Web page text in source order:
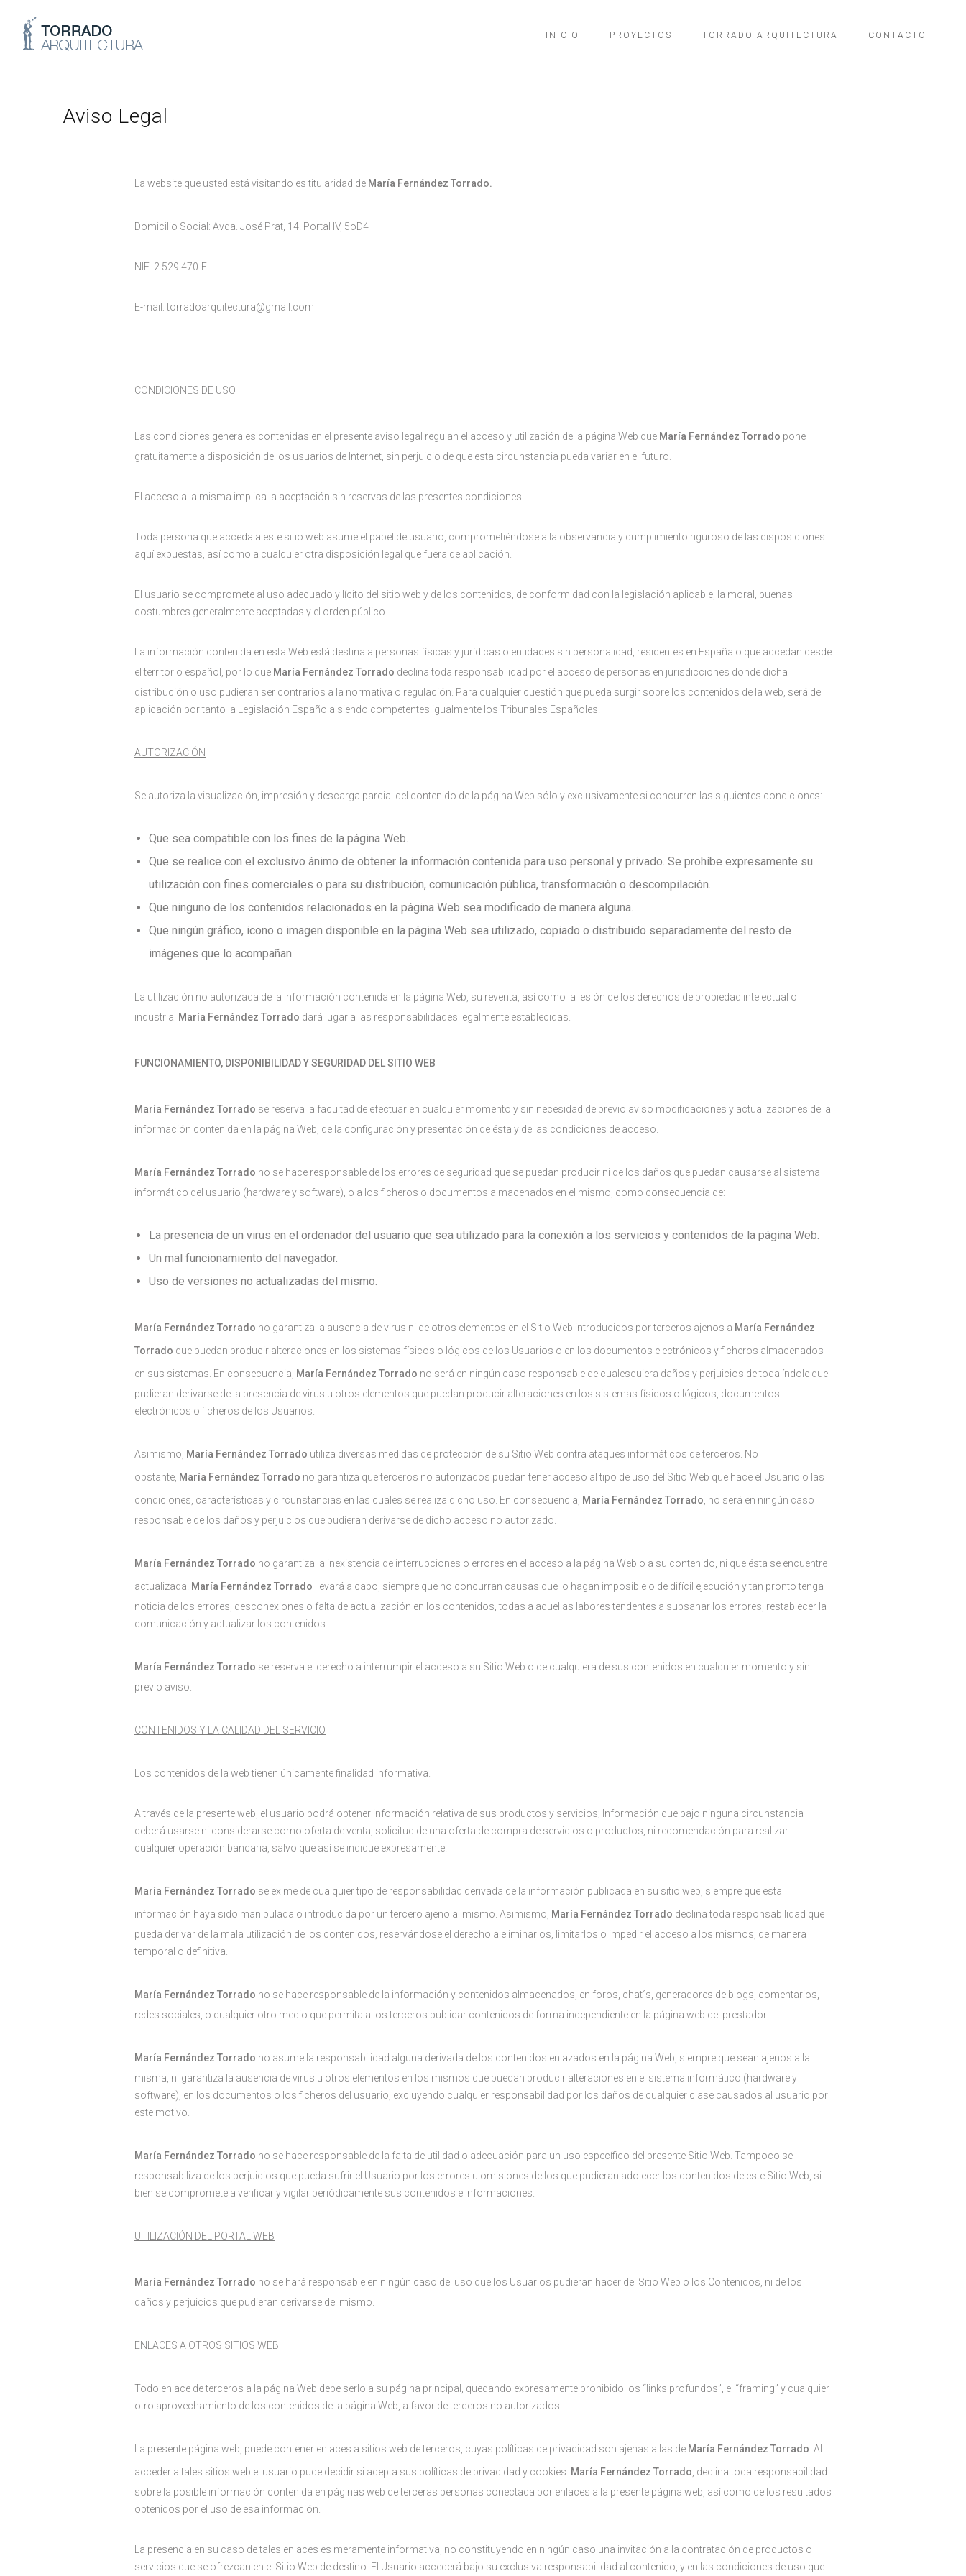
INICIO PROYECTOS TORRADO ARQUITECTURA CONTACTO
Aviso Legal
La website que usted está visitando es titularidad de María Fernández Torrado.
Domicilio Social: Avda. José Prat, 14. Portal IV, 5oD4
NIF: 2.529.470-E
E-mail: torradoarquitectura@gmail.com
CONDICIONES DE USO
Las condiciones generales contenidas en el presente aviso legal regulan el acceso y utilización de la página Web que María Fernández Torrado pone
gratuitamente a disposición de los usuarios de Internet, sin perjuicio de que esta circunstancia pueda variar en el futuro.
El acceso a la misma implica la aceptación sin reservas de las presentes condiciones.
Toda persona que acceda a este sitio web asume el papel de usuario, comprometiéndose a la observancia y cumplimiento riguroso de las disposiciones
aquí expuestas, así como a cualquier otra disposición legal que fuera de aplicación.
El usuario se compromete al uso adecuado y lícito del sitio web y de los contenidos, de conformidad con la legislación aplicable, la moral, buenas
costumbres generalmente aceptadas y el orden público.
La información contenida en esta Web está destina a personas físicas y jurídicas o entidades sin personalidad, residentes en España o que accedan desde
el territorio español, por lo que María Fernández Torrado declina toda responsabilidad por el acceso de personas en jurisdicciones donde dicha
distribución o uso pudieran ser contrarios a la normativa o regulación. Para cualquier cuestión que pueda surgir sobre los contenidos de la web, será de
aplicación por tanto la Legislación Española siendo competentes igualmente los Tribunales Españoles.
AUTORIZACIÓN
Se autoriza la visualización, impresión y descarga parcial del contenido de la página Web sólo y exclusivamente si concurren las siguientes condiciones:
Que sea compatible con los fines de la página Web.
Que se realice con el exclusivo ánimo de obtener la información contenida para uso personal y privado. Se prohíbe expresamente su
utilización con fines comerciales o para su distribución, comunicación pública, transformación o descompilación.
Que ninguno de los contenidos relacionados en la página Web sea modificado de manera alguna.
Que ningún gráfico, icono o imagen disponible en la página Web sea utilizado, copiado o distribuido separadamente del resto de
imágenes que lo acompañan.
La utilización no autorizada de la información contenida en la página Web, su reventa, así como la lesión de los derechos de propiedad intelectual o
industrial María Fernández Torrado dará lugar a las responsabilidades legalmente establecidas.
FUNCIONAMIENTO, DISPONIBILIDAD Y SEGURIDAD DEL SITIO WEB
María Fernández Torrado se reserva la facultad de efectuar en cualquier momento y sin necesidad de previo aviso modificaciones y actualizaciones de la
información contenida en la página Web, de la configuración y presentación de ésta y de las condiciones de acceso.
María Fernández Torrado no se hace responsable de los errores de seguridad que se puedan producir ni de los daños que puedan causarse al sistema
informático del usuario (hardware y software), o a los ficheros o documentos almacenados en el mismo, como consecuencia de:
La presencia de un virus en el ordenador del usuario que sea utilizado para la conexión a los servicios y contenidos de la página Web.
Un mal funcionamiento del navegador.
Uso de versiones no actualizadas del mismo.
María Fernández Torrado no garantiza la ausencia de virus ni de otros elementos en el Sitio Web introducidos por terceros ajenos a María Fernández
Torrado que puedan producir alteraciones en los sistemas físicos o lógicos de los Usuarios o en los documentos electrónicos y ficheros almacenados
en sus sistemas. En consecuencia, María Fernández Torrado no será en ningún caso responsable de cualesquiera daños y perjuicios de toda índole que
pudieran derivarse de la presencia de virus u otros elementos que puedan producir alteraciones en los sistemas físicos o lógicos, documentos
electrónicos o ficheros de los Usuarios.
Asimismo, María Fernández Torrado utiliza diversas medidas de protección de su Sitio Web contra ataques informáticos de terceros. No
obstante, María Fernández Torrado no garantiza que terceros no autorizados puedan tener acceso al tipo de uso del Sitio Web que hace el Usuario o las
condiciones, características y circunstancias en las cuales se realiza dicho uso. En consecuencia, María Fernández Torrado , no será en ningún caso
responsable de los daños y perjuicios que pudieran derivarse de dicho acceso no autorizado.
María Fernández Torrado no garantiza la inexistencia de interrupciones o errores en el acceso a la página Web o a su contenido, ni que ésta se encuentre
actualizada. María Fernández Torrado llevará a cabo, siempre que no concurran causas que lo hagan imposible o de difícil ejecución y tan pronto tenga
noticia de los errores, desconexiones o falta de actualización en los contenidos, todas a aquellas labores tendentes a subsanar los errores, restablecer la
comunicación y actualizar los contenidos.
María Fernández Torrado se reserva el derecho a interrumpir el acceso a su Sitio Web o de cualquiera de sus contenidos en cualquier momento y sin
previo aviso.
CONTENIDOS Y LA CALIDAD DEL SERVICIO
Los contenidos de la web tienen únicamente finalidad informativa.
A través de la presente web, el usuario podrá obtener información relativa de sus productos y servicios; Información que bajo ninguna circunstancia
deberá usarse ni considerarse como oferta de venta, solicitud de una oferta de compra de servicios o productos, ni recomendación para realizar
cualquier operación bancaria, salvo que así se indique expresamente.
María Fernández Torrado se exime de cualquier tipo de responsabilidad derivada de la información publicada en su sitio web, siempre que esta
información haya sido manipulada o introducida por un tercero ajeno al mismo. Asimismo, María Fernández Torrado declina toda responsabilidad que
pueda derivar de la mala utilización de los contenidos, reservándose el derecho a eliminarlos, limitarlos o impedir el acceso a los mismos, de manera
temporal o definitiva.
María Fernández Torrado no se hace responsable de la información y contenidos almacenados, en foros, chat´s, generadores de blogs, comentarios,
redes sociales, o cualquier otro medio que permita a los terceros publicar contenidos de forma independiente en la página web del prestador.
María Fernández Torrado no asume la responsabilidad alguna derivada de los contenidos enlazados en la página Web, siempre que sean ajenos a la
misma, ni garantiza la ausencia de virus u otros elementos en los mismos que puedan producir alteraciones en el sistema informático (hardware y
software), en los documentos o los ficheros del usuario, excluyendo cualquier responsabilidad por los daños de cualquier clase causados al usuario por
este motivo.
María Fernández Torrado no se hace responsable de la falta de utilidad o adecuación para un uso específico del presente Sitio Web. Tampoco se
responsabiliza de los perjuicios que pueda sufrir el Usuario por los errores u omisiones de los que pudieran adolecer los contenidos de este Sitio Web, si
bien se compromete a verificar y vigilar periódicamente sus contenidos e informaciones.
UTILIZACIÓN DEL PORTAL WEB
María Fernández Torrado no se hará responsable en ningún caso del uso que los Usuarios pudieran hacer del Sitio Web o los Contenidos, ni de los
daños y perjuicios que pudieran derivarse del mismo.
ENLACES A OTROS SITIOS WEB
Todo enlace de terceros a la página Web debe serlo a su página principal, quedando expresamente prohibido los “links profundos”, el “framing” y cualquier
otro aprovechamiento de los contenidos de la página Web, a favor de terceros no autorizados.
La presente página web, puede contener enlaces a sitios web de terceros, cuyas políticas de privacidad son ajenas a las de María Fernández Torrado . Al
acceder a tales sitios web el usuario pude decidir si acepta sus políticas de privacidad y cookies. María Fernández Torrado , declina toda responsabilidad
sobre la posible información contenida en páginas web de terceras personas conectada por enlaces a la presente página web, así como de los resultados
obtenidos por el uso de esa información.
La presencia en su caso de tales enlaces es meramente informativa, no constituyendo en ningún caso una invitación a la contratación de productos o
servicios que se ofrezcan en el Sitio Web de destino. El Usuario accederá bajo su exclusiva responsabilidad al contenido, y en las condiciones de uso que